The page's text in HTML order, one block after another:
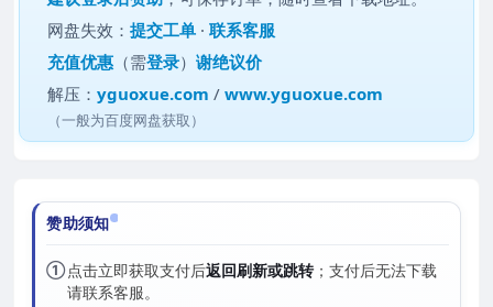
网盘失效：提交工单 ·联系客服
充值优惠 （需登录）谢绝议价
解压：yguoxue.com /www.yguoxue.com
（一般为百度网盘获取）
赞助须知
①点击立即获取支付后返回刷新或跳转；支付后无法下载
请联系客服。